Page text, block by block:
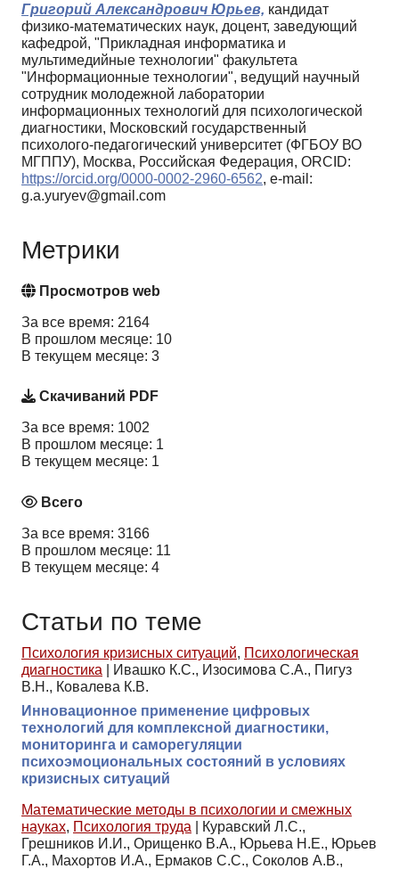
Григорий Александрович Юрьев, кандидат
физико-математических наук, доцент, заведующий
кафедрой, "Прикладная информатика и
мультимедийные технологии" факультета
"Информационные технологии", ведущий научный
сотрудник молодежной лаборатории
информационных технологий для психологической
диагностики, Московский государственный
психолого-педагогический университет (ФГБОУ ВО
МГППУ), Москва, Российская Федерация, ORCID:
https://orcid.org/0000-0002-2960-6562, e-mail:
g.a.yuryev@gmail.com
Метрики
Просмотров web
За все время: 2164
В прошлом месяце: 10
В текущем месяце: 3
Скачиваний PDF
За все время: 1002
В прошлом месяце: 1
В текущем месяце: 1
Всего
За все время: 3166
В прошлом месяце: 11
В текущем месяце: 4
Статьи по теме
Психология кризисных ситуаций, Психологическая
диагностика
Ивашко К.С., Изосимова С.А., Пигуз
В.Н., Ковалева К.В.
Инновационное применение цифровых
технологий для комплексной диагностики,
мониторинга и саморегуляции
психоэмоциональных состояний в условиях
кризисных ситуаций
Математические методы в психологии и смежных
науках, Психология труда
Куравский Л.С.,
Грешников И.И., Орищенко В.А., Юрьева Н.Е., Юрьев
Г.А., Махортов И.А., Ермаков С.С., Соколов А.В.,